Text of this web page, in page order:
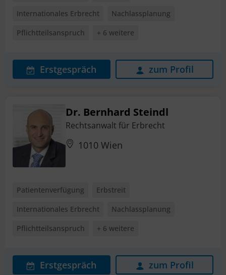
Internationales Erbrecht
Nachlassplanung
Pflichtteilsanspruch
+ 6 weitere
Erstgespräch zum Profil
Dr. Bernhard Steindl
Rechtsanwalt für Erbrecht
1010 Wien
Patientenverfügung
Erbstreit
Internationales Erbrecht
Nachlassplanung
Pflichtteilsanspruch
+ 6 weitere
Erstgespräch zum Profil